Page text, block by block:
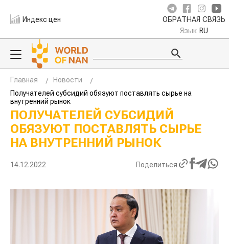
Индекс цен ОБРАТНАЯ СВЯЗЬ
Язык RU
Главная
Новости
Получателей субсидий обязуют поставлять сырье на
внутренний рынок
ПОЛУЧАТЕЛЕЙ СУБСИДИЙ
ОБЯЗУЮТ ПОСТАВЛЯТЬ СЫРЬЕ
НА ВНУТРЕННИЙ РЫНОК
14.12.2022 Поделиться